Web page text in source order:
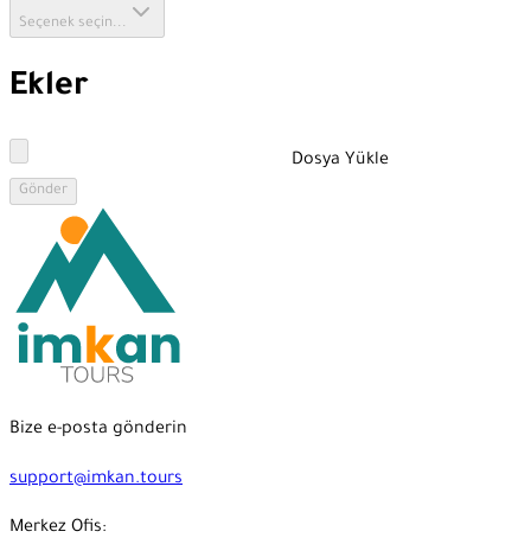
Seçenek seçin...
Ekler
Dosya Yükle
Gönder
Bize e-posta gönderin
support@imkan.tours
Merkez Ofis: